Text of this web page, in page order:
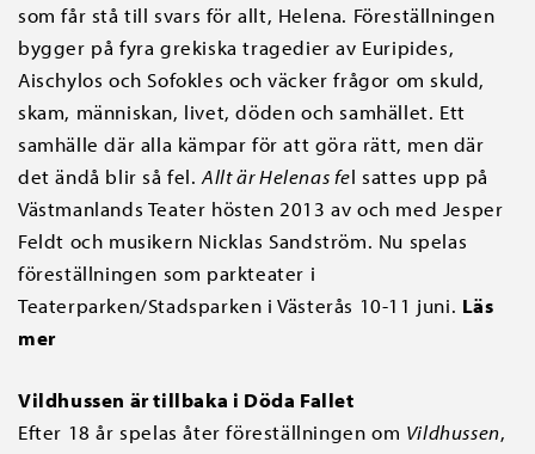
som får stå till svars för allt, Helena. Föreställningen
bygger på fyra grekiska tragedier av Euripides,
Aischylos och Sofokles och väcker frågor om skuld,
skam, människan, livet, döden och samhället. Ett
samhälle där alla kämpar för att göra rätt, men där
det ändå blir så fel.Allt är Helenas fel sattes upp på
Västmanlands Teater hösten 2013 av och med Jesper
Feldt och musikern Nicklas Sandström. Nu spelas
föreställningen som parkteater i
Teaterparken/Stadsparken i Västerås 10-11 juni. Läs
mer
Vildhussen är tillbaka i Döda Fallet
Efter 18 år spelas åter föreställningen om Vildhussen,